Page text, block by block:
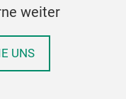
weiter
UNS